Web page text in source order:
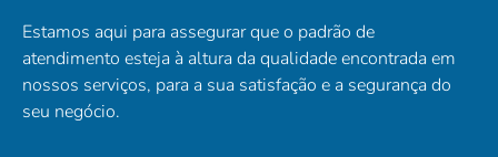
Estamos aqui para assegurar que o padrão de
atendimento esteja à altura da qualidade encontrada em
nossos serviços, para a sua satisfação e a segurança do
seu negócio.